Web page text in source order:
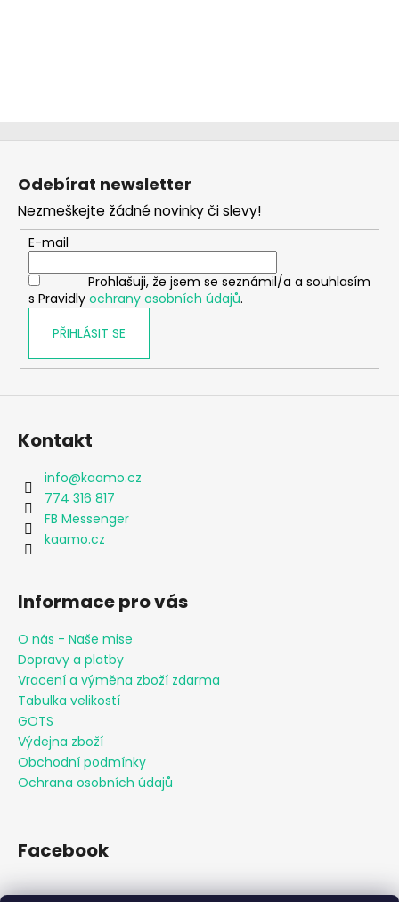
Z
Odebírat newsletter
Nezmeškejte žádné novinky či slevy!
E-mail
Prohlašuji, že jsem se seznámil/a a souhlasím
s Pravidly ochrany osobních údajů.
PŘIHLÁSIT SE
Kontakt
info@kaamo.cz
774 316 817
FB Messenger
kaamo.cz
Informace pro vás
O nás - Naše mise
Dopravy a platby
Vracení a výměna zboží zdarma
Tabulka velikostí
GOTS
Výdejna zboží
Obchodní podmínky
Ochrana osobních údajů
Facebook